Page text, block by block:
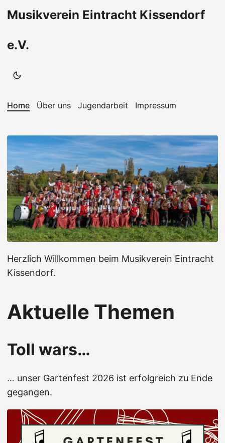
Musikverein Eintracht Kissendorf
e.V.
Home Über uns Jugendarbeit Impressum
Herzlich Willkommen beim Musikverein Eintracht
Kissendorf.
Aktuelle Themen
Toll wars…
… unser Gartenfest 2026 ist erfolgreich zu Ende
gegangen.